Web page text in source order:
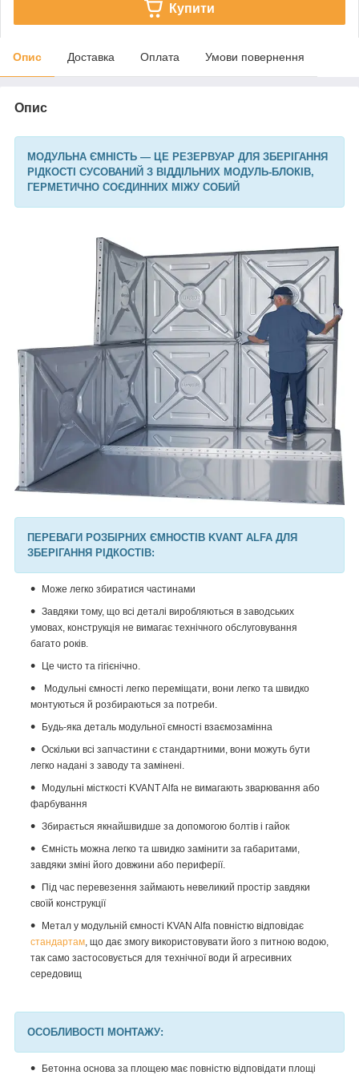
Купити
Опис Доставка Оплата Умови повернення
Опис
МОДУЛЬНА ЄМНІСТЬ — ЦЕ РЕЗЕРВУАР ДЛЯ ЗБЕРІГАННЯ
РІДКОСТІ СУСОВАНИЙ З ВІДДІЛЬНИХ МОДУЛЬ-БЛОКІВ,
ГЕРМЕТИЧНО СОЄДИННИХ МІЖУ СОБИЙ
ПЕРЕВАГИ РОЗБІРНИХ ЄМНОСТІВ KVANT ALFA ДЛЯ
ЗБЕРІГАННЯ РІДКОСТІВ:
Може легко збиратися частинами
Завдяки тому, що всі деталі виробляються в заводських
умовах, конструкція не вимагає технічного обслуговування
багато років.
Це чисто та гігієнічно.
Модульні ємності легко переміщати, вони легко та швидко
монтуються й розбираються за потреби.
Будь-яка деталь модульної ємності взаємозамінна
Оскільки всі запчастини є стандартними, вони можуть бути
легко надані з заводу та замінені.
Модульні місткості KVANTAlfa не вимагають зварювання або
фарбування
Збирається якнайшвидше за допомогою болтів і гайок
Ємність можна легко та швидко замінити за габаритами,
завдяки зміні його довжини або периферії.
Під час перевезення займають невеликий простір завдяки
своїй конструкції
Метал у модульній ємності KVAN Alfa повністю відповідає
стандартам, що дає змогу використовувати його з питною водою,
так само застосовується для технічної води й агресивних
середовищ
ОСОБЛИВОСТІ МОНТАЖУ:
Бетонна основа за площею має повністю відповідати площі